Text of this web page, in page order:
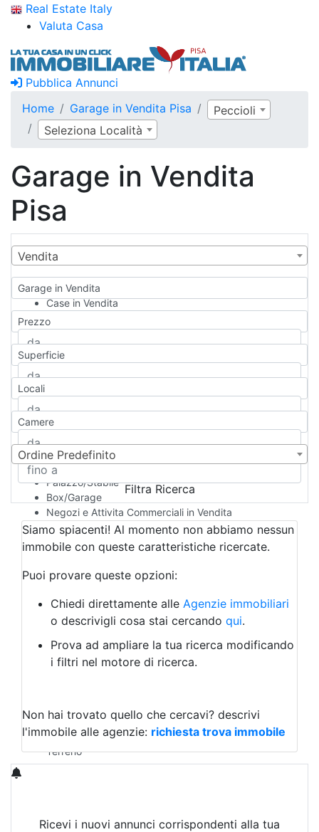
Real Estate Italy
Valuta Casa
Pubblica Annunci
Home
Garage in Vendita Pisa
Peccioli
Seleziona Località
Garage in Vendita
Pisa
Vendita
Garage in Vendita
Case in Vendita
Qualsiasi
Appartamento
Casa indipendente
Casa Semi-indipendente
Attico/Mansarda
Rustico/Casale
Camera d'Albergo
Multiproprietà
Palazzo/Stabile
Box/Garage
Negozi e Attivita Commerciali in Vendita
Qualsiasi
Attività/Licenza Commerciale
Azienda Agricola
Bar/Ristorante
Albergo
Laboratorio Artigianale
Negozio/locale commerciale
Agriturismo
Magazzini
Qualsiasi
Terreno edificabile
Terreno
Prezzo
Superficie
Locali
Camere
Ordine Predefinito
Filtra Ricerca
Siamo spiacenti! Al momento non abbiamo nessun
immobile con queste caratteristiche ricercate.
Puoi provare queste opzioni:
Chiedi direttamente alle Agenzie immobiliari
o descrivigli cosa stai cercando qui.
Prova ad ampliare la tua ricerca modificando
i filtri nel motore di ricerca.
Non hai trovato quello che cercavi? descrivi
l'immobile alle agenzie: richiesta trova immobile
Ricevi i nuovi annunci corrispondenti alla tua